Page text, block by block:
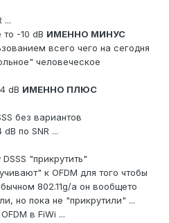
...
то -10 dB ИМЕННО МИНУС
всего чего на сегодня
человеческое
dB ИМЕННО ПЛЮС
без вариантов
по SNR ...
"прикрутить"
к OFDM для того чтобы
802.11g/a он вообщето
но пока не "прикрутили" ...
в FiWi ...